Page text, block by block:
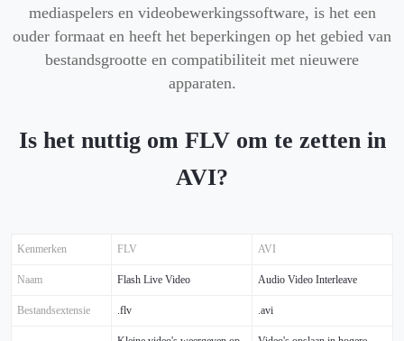
mediaspelers en videobewerkingssoftware, is het een
ouder formaat en heeft het beperkingen op het gebied van
bestandsgrootte en compatibiliteit met nieuwere
apparaten.
Is het nuttig om FLV om te zetten in
AVI?
Kenmerken FLV AVI
Naam Flash Live Video Audio Video Interleave
Bestandsextensie .flv .avi